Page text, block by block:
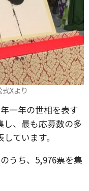
Xより
一年の世相を表す
、最も応募数の多
ています。
うち、5,976票を集